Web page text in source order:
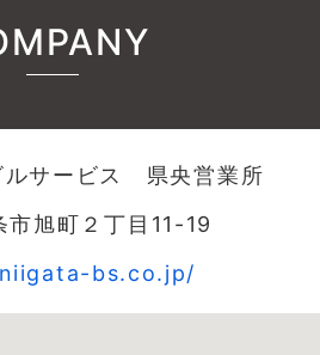
ルサービス 県央営業所
市旭町２丁目11-19
bs.co.jp/